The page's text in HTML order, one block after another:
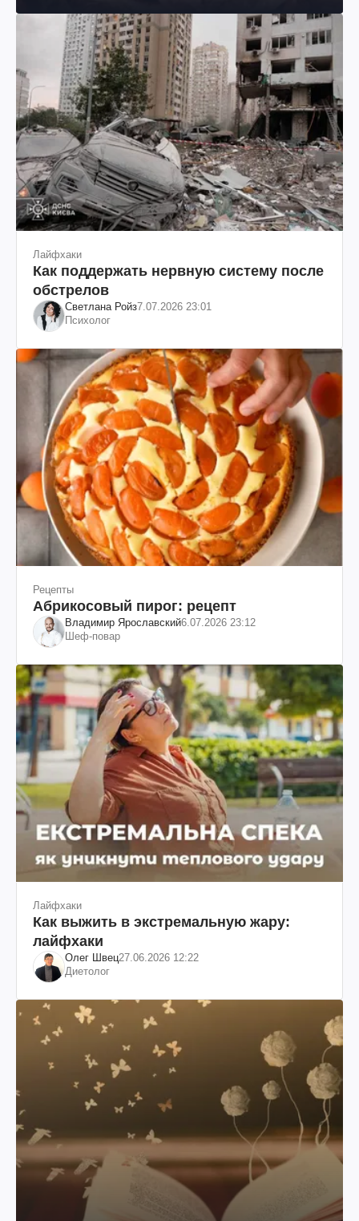
Лайфхаки
Как поддержать нервную систему после
обстрелов
Светлана Ройз7.07.2026 23:01
Психолог
Рецепты
Абрикосовый пирог: рецепт
Владимир Ярославский6.07.2026 23:12
Шеф-повар
Лайфхаки
Как выжить в экстремальную жару:
лайфхаки
Олег Швец27.06.2026 12:22
Диетолог